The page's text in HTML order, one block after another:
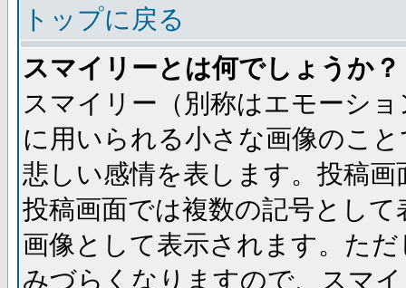
トップに戻る
スマイリーとは何でしょうか？
スマイリー（別称はエモーシ
に用いられる小さな画像のこ
悲しい感情を表します。投稿
投稿画面では複数の記号とし
画像として表示されます。た
みづらくなりますので、スマ